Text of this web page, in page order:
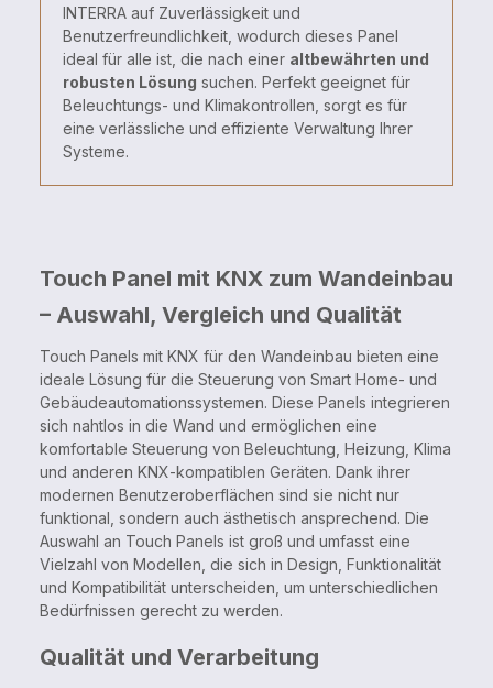
INTERRA auf Zuverlässigkeit und
Benutzerfreundlichkeit, wodurch dieses Panel
ideal für alle ist, die nach einer altbewährten und
robusten Lösung suchen. Perfekt geeignet für
Beleuchtungs- und Klimakontrollen, sorgt es für
eine verlässliche und effiziente Verwaltung Ihrer
Systeme.
Touch Panel mit KNX zum Wandeinbau
– Auswahl, Vergleich und Qualität
Touch Panels mit KNX für den Wandeinbau bieten eine
ideale Lösung für die Steuerung von Smart Home- und
Gebäudeautomationssystemen. Diese Panels integrieren
sich nahtlos in die Wand und ermöglichen eine
komfortable Steuerung von Beleuchtung, Heizung, Klima
und anderen KNX-kompatiblen Geräten. Dank ihrer
modernen Benutzeroberflächen sind sie nicht nur
funktional, sondern auch ästhetisch ansprechend. Die
Auswahl an Touch Panels ist groß und umfasst eine
Vielzahl von Modellen, die sich in Design, Funktionalität
und Kompatibilität unterscheiden, um unterschiedlichen
Bedürfnissen gerecht zu werden.
Qualität und Verarbeitung